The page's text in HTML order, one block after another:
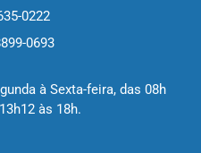
0222
0693
à Sexta-feira, das 08h
às 18h.